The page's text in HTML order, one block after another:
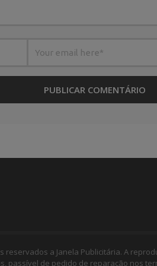
reservados a Janela Publicitária. A
passível de pedido de reparação nos